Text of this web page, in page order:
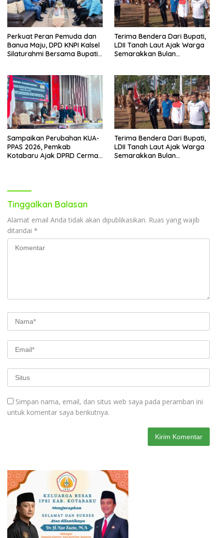
Perkuat Peran Pemuda dan
Banua Maju, DPD KNPI Kalsel
Silaturahmi Bersama Bupati
Terima Bendera Dari Bupati,
LDII Tanah Laut Ajak Warga
Semarakkan Bulan
Sampaikan Perubahan KUA-
PPAS 2026, Pemkab
Kotabaru Ajak DPRD Cermati
Terima Bendera Dari Bupati,
LDII Tanah Laut Ajak Warga
Semarakkan Bulan
Tinggalkan Balasan
Alamat email Anda tidak akan dipublikasikan. Ruas yang wajib
ditandai *
Simpan nama, email, dan situs web saya pada peramban ini
untuk komentar saya berikutnya.